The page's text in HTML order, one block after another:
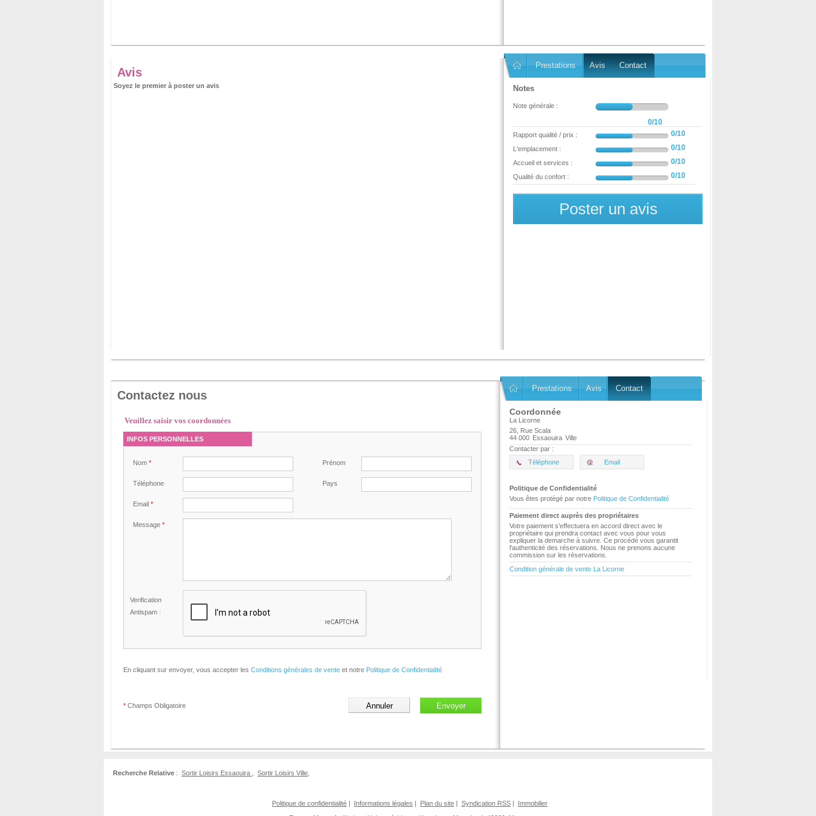
Avis
Soyez le premier à poster un avis
Prestations Avis Contact
Notes
Note générale :
0/10
Rapport qualité / prix : 0/10
L'emplacement : 0/10
Accueil et services : 0/10
Qualité du confort : 0/10
Poster un avis
Contactez nous
Veuillez saisir vos coordonnées
INFOS PERSONNELLES
Nom * Prénom
Téléphone Pays
Email *
Message *
Verification
Antispam :
En cliquant sur envoyer, vous accepter les Conditions générales de vente et notre Politique de Confidentialité
* Champs Obligatoire
Prestations Avis Contact
Coordonnée
La Licorne
26, Rue Scala
44 000 Essaouira Ville
Contacter par :
Téléphone
Email
Politique de Confidentialité
Vous êtes protégé par notre Politique de Confidentialité
Paiement direct auprès des propriétaires
Votre paiement s'effectuera en accord direct avec le
propriétaire qui prendra contact avec vous pour vous
expliquer la demarche à suivre. Ce procédé vous garantit
l'authenticité des réservations. Nous ne prenons aucune
commission sur les réservations.
Condition générale de vente La Licorne
Recherche Relative : Sortir Loisirs Essaouira Sortir Loisirs Ville
Politique de confidentialité | Informations légales | Plan du site | Syndication RSS |
Immobilier